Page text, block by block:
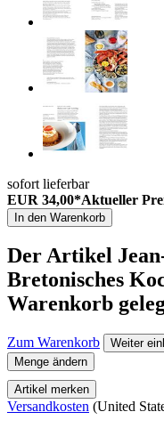
sofort lieferbar
EUR 34,00*Aktueller
In den Warenkorb
Der Artikel
Bretonisches
Warenkorb
Zum Warenkorb
Weiter
Menge ändern
Artikel merken
Versandkosten (United